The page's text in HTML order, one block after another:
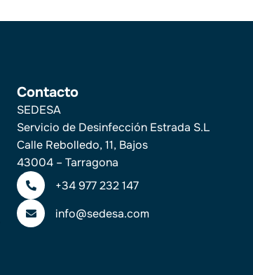
Contacto
SEDESA
Servicio de Desinfección Estrada S.L
Calle Rebolledo, 11, Bajos
43004 – Tarragona
+34 977 232 147
info@sedesa.com